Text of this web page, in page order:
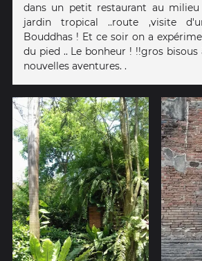
dans un petit restaurant au
jardin tropical ..route ,visite
Bouddhas ! Et ce soir on a
du pied .. Le bonheur ! !!gros
nouvelles aventures. .